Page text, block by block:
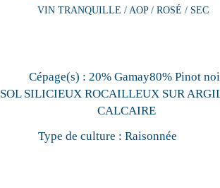
VIN TRANQUILLE / AOP / ROSÉ / SEC
Cépage(s) : 20% Gamay80% Pinot
SOL SILICIEUX ROCAILLEUX SUR
CALCAIRE
Type de culture : Raisonnée